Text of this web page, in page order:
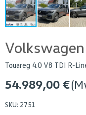
Touareg 4.0 V8 TDI R-
54.989,00 €
SKU: 2751